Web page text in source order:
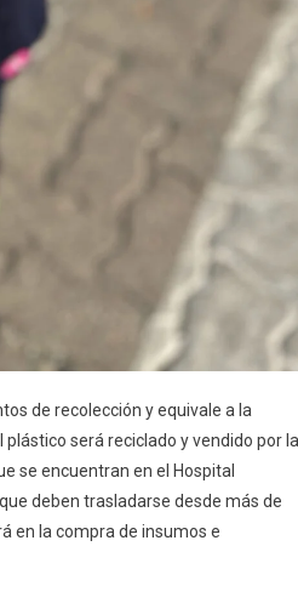
de recolección y equivale a la
será reciclado y vendido por la
se encuentran en el Hospital
deben trasladarse desde más de
en la compra de insumos e